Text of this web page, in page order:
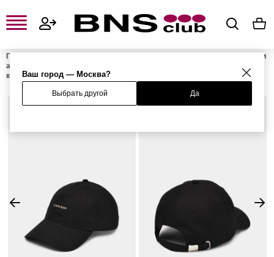
Ваш город — Москва?
Выбрать другой Да
Главная
Мужские сумки и
аксессуары
кепки
Бейсболка